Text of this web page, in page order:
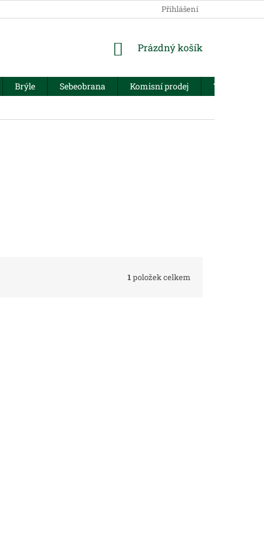
Přihlášení
NÁKUPNÍ
Prázdný košík
Brýle Sebeobrana Komisní prodej
Trezory
1položek celkem